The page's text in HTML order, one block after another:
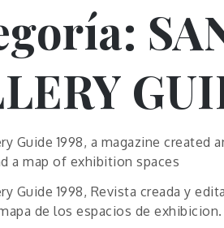
Guide 1998, a magazine
a map of exhibition spaces
Guide 1998, Revista creada y
de los espacios de exhibicion.